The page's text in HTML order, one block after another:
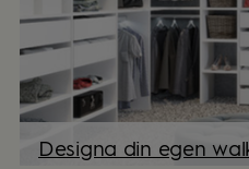
Designa din egen